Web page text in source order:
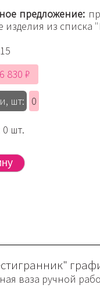
предложение:
изделия из списка
830 ₽
шт:
0
0 шт.
ваза ручной